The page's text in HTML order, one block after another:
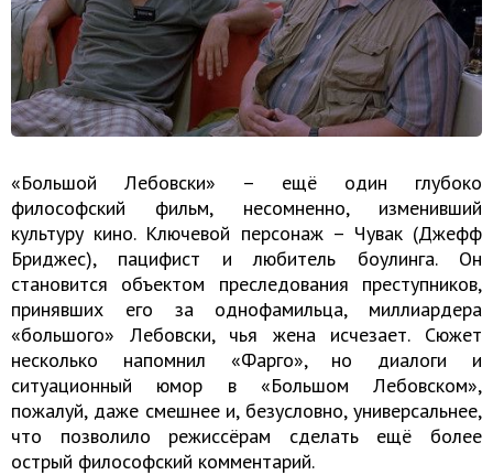
«Большой Лебовски» – ещё один глубоко
философский фильм, несомненно, изменивший
культуру кино. Ключевой персонаж – Чувак (Джефф
Бриджес), пацифист и любитель боулинга. Он
становится объектом преследования преступников,
принявших его за однофамильца, миллиардера
«большого» Лебовски, чья жена исчезает. Сюжет
несколько напомнил «Фарго», но диалоги и
ситуационный юмор в «Большом Лебовском»,
пожалуй, даже смешнее и, безусловно, универсальнее,
что позволило режиссёрам сделать ещё более
острый философский комментарий.